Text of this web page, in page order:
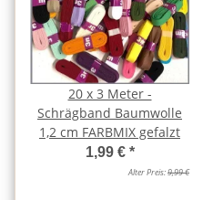
20 x 3 Meter -
Schrägband Baumwolle
1,2 cm FARBMIX gefalzt
1,99 € *
Alter Preis:9,99 €